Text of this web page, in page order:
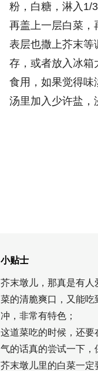
粉，白糖，淋入1/
再盖上一层白菜，
表层也撒上芥末等
存，或者放入冰箱
食用，如果觉得味
汤里加入少许盐，
小贴士
芥末墩儿，那真是有人
菜的清脆爽口，又能吃
冲，非常有特色；
这道菜吃的时候，还要
气的话真的尝试一下，
芥末墩儿里的白菜一